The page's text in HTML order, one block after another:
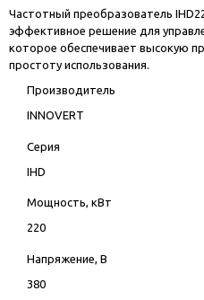
Частотный преобразователь
эффективное решение для
которое обеспечивает высокую
простоту использования.
Производитель
INNOVERT
Серия
IHD
Мощность, кВт
220
Напряжение, В
380